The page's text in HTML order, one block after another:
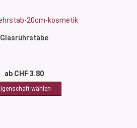
Glasrührstäbe
ab CHF 3.80